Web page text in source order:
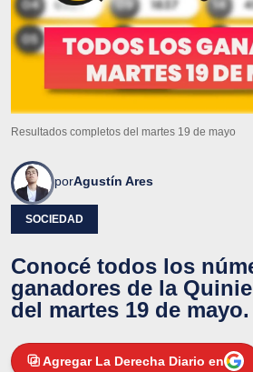
Resultados completos del martes 19 de mayo
porAgustín Ares
SOCIEDAD
Conocé todos los
ganadores de la
del martes 19 de mayo.
Agregar La Derecha Diario en